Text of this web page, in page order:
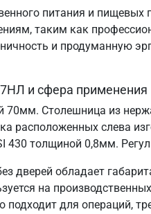
питания и пищевых
таким как
и продуманную
и сфера применения
70мм. Столешница из
расположенных слева
430 толщиной 0,8мм.
дверей обладает
на
подходит для операций,